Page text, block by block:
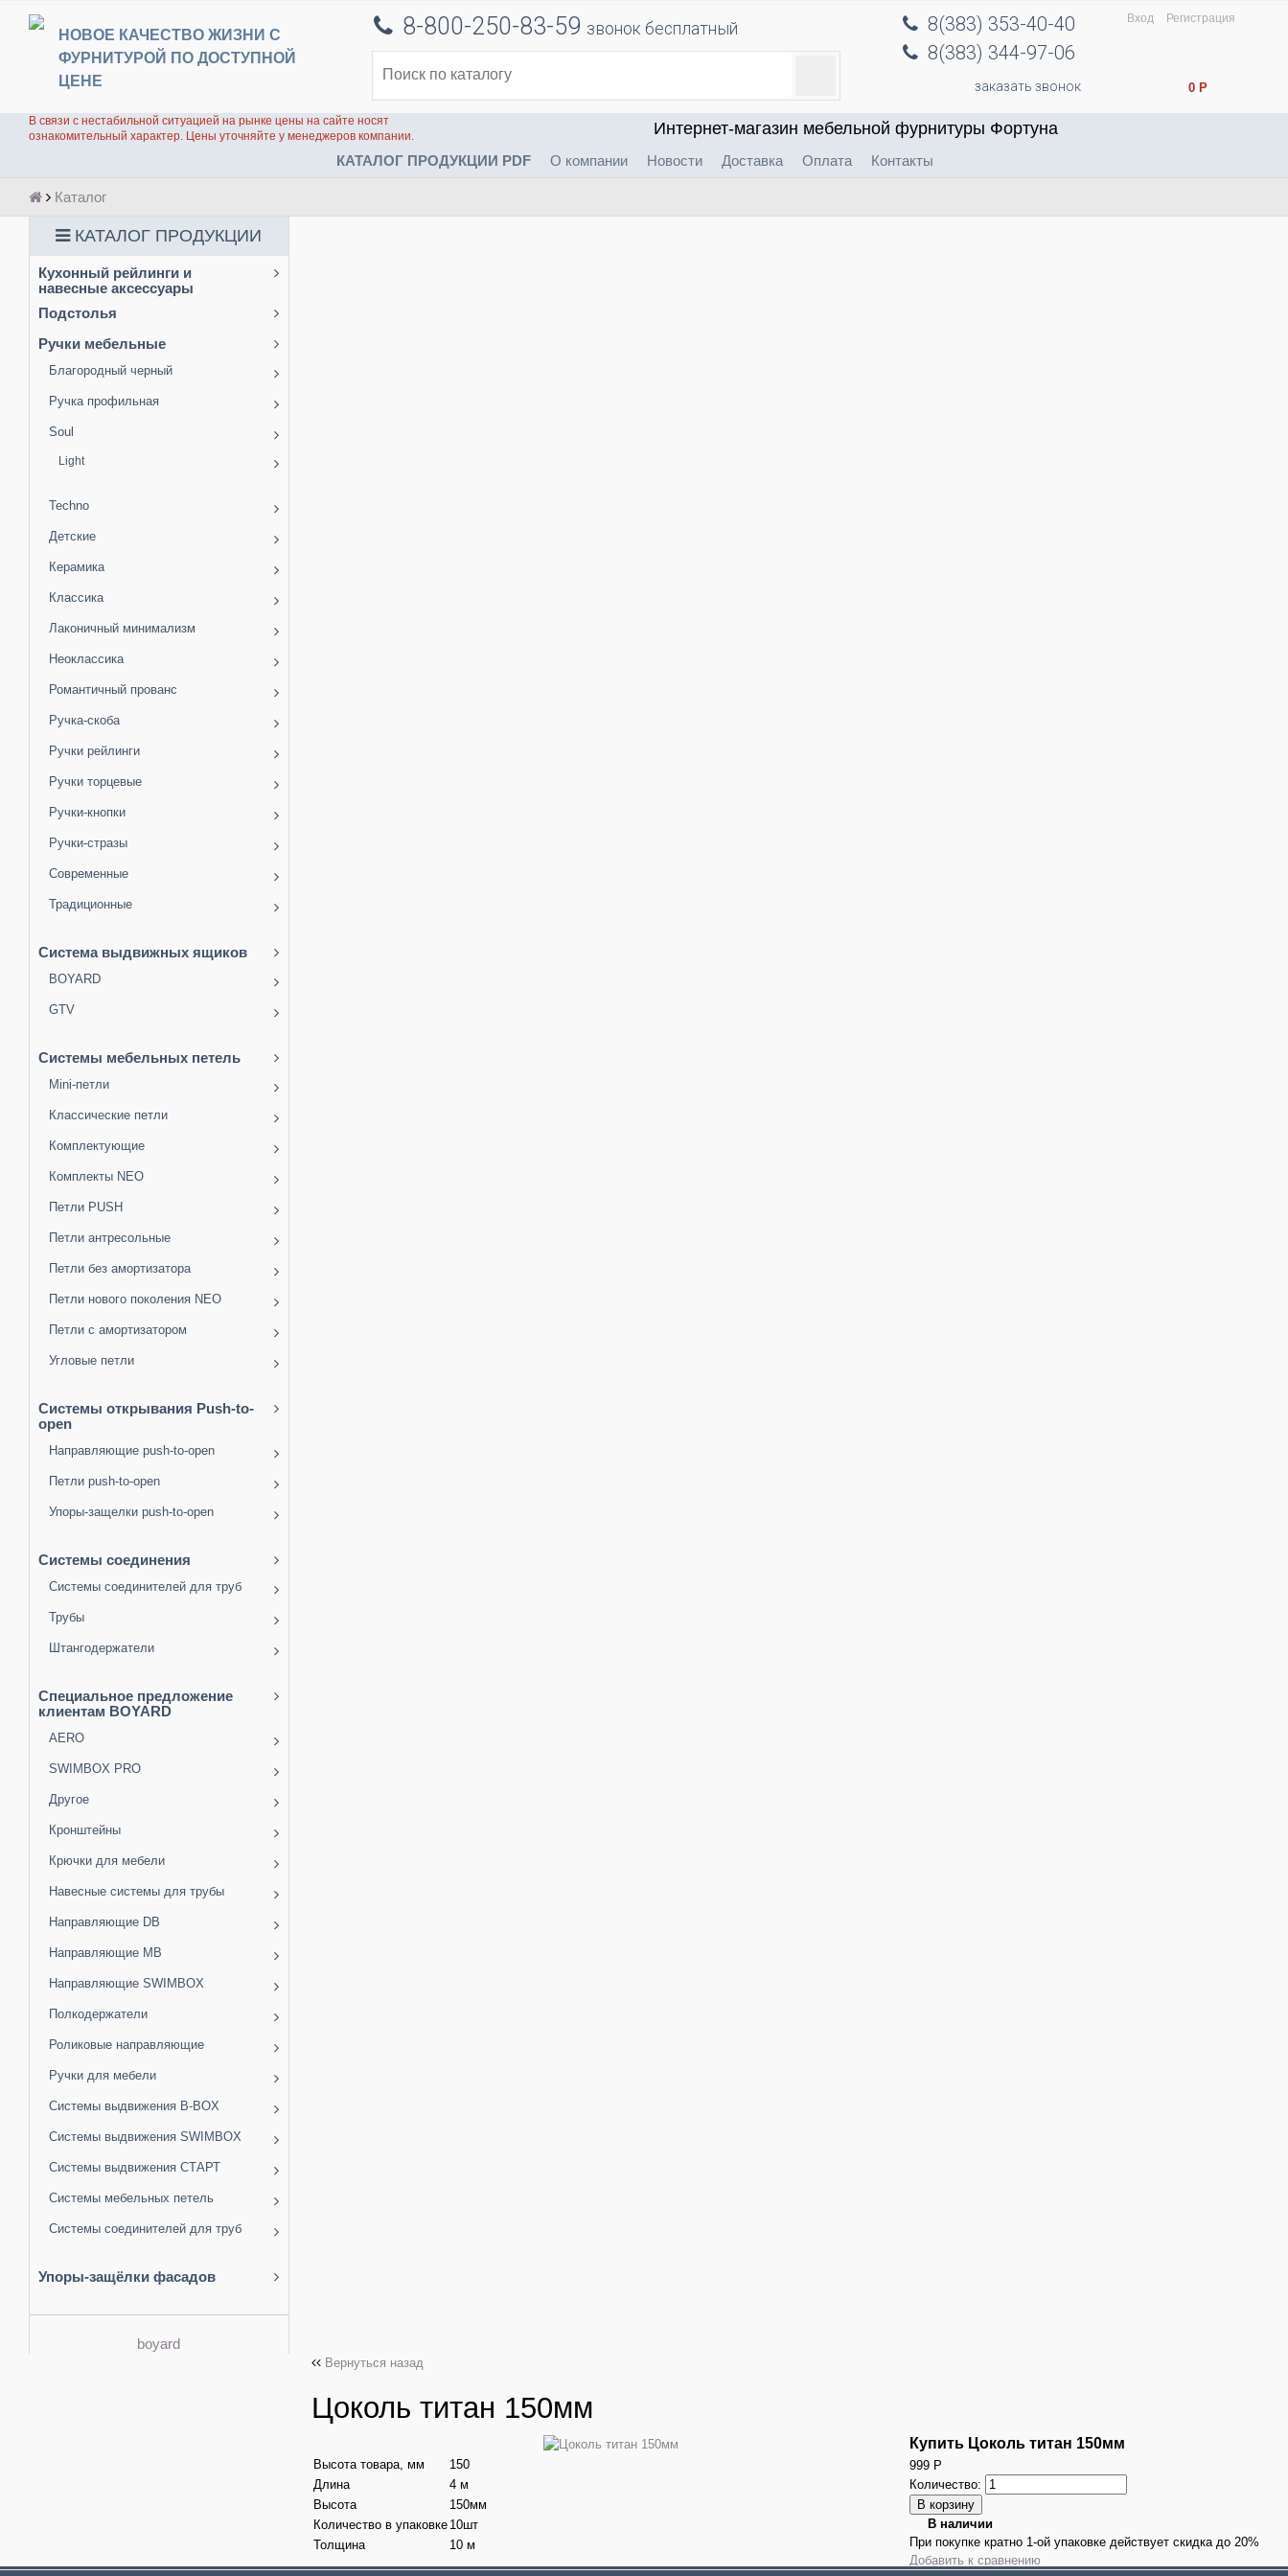
Вход Регистрация
НОВОЕ КАЧЕСТВО ЖИЗНИ С
ФУРНИТУРОЙ ПО ДОСТУПНОЙ
ЦЕНЕ
8-800-250-83-59 звонок бесплатный
8(383) 353-40-40
8(383) 344-97-06
заказать звонок 0 Р
В связи с нестабильной ситуацией на рынке цены на сайте носят
ознакомительный характер. Цены уточняйте у менеджеров компании.
Интернет-магазин мебельной фурнитуры Фортуна
КАТАЛОГ ПРОДУКЦИИ PDF О компании Новости Доставка Оплата Контакты
Каталог
КАТАЛОГ ПРОДУКЦИИ
Кухонный рейлинги и
навесные аксессуары
Подстолья
Ручки мебельные
Благородный черный
Ручка профильная
Soul
Light
Techno
Детские
Керамика
Классика
Лаконичный минимализм
Неоклассика
Романтичный прованс
Ручка-скоба
Ручки рейлинги
Ручки торцевые
Ручки-кнопки
Ручки-стразы
Современные
Традиционные
Система выдвижных ящиков
BOYARD
GTV
Системы мебельных петель
Mini-петли
Классические петли
Комплектующие
Комплекты NEO
Петли PUSH
Петли антресольные
Петли без амортизатора
Петли нового поколения NEO
Петли с амортизатором
Угловые петли
Системы открывания Push-to-
open
Направляющие push-to-open
Петли push-to-open
Упоры-защелки push-to-open
Системы соединения
Системы соединителей для труб
Трубы
Штангодержатели
Специальное предложение
клиентам BOYARD
AERO
SWIMBOX PRO
Другое
Кронштейны
Крючки для мебели
Навесные системы для трубы
Направляющие DB
Направляющие MB
Направляющие SWIMBOX
Полкодержатели
Роликовые направляющие
Ручки для мебели
Системы выдвижения B-BOX
Системы выдвижения SWIMBOX
Системы выдвижения СТАРТ
Системы мебельных петель
Системы соединителей для труб
Упоры-защёлки фасадов
boyard
Вернуться назад
Цоколь титан 150мм
Купить Цоколь титан 150мм
999 Р
Количество:
В наличии
При покупке кратно 1-ой упаковке действует скидка до 20%
Добавить к сравнению
Высота товара, мм
150
Длина
4 м
Высота
150мм
Количество в упаковке 10шт
Толщина
10 м